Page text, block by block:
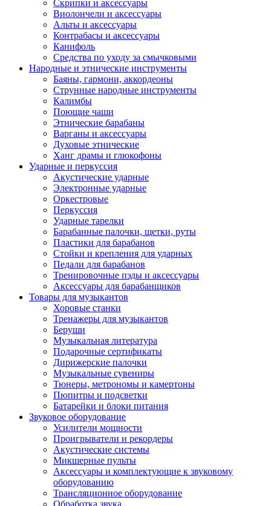
Скрипки и аксессуары
Виолончели и аксессуары
Альты и аксессуары
Контрабасы и аксессуары
Канифоль
Средства по уходу за смычковыми
Народные и этнические инструменты
Баяны, гармони, аккордеоны
Струнные народные инструменты
Калимбы
Поющие чаши
Этнические барабаны
Варганы и аксессуары
Духовые этнические
Ханг драмы и глюкофоны
Ударные и перкуссия
Акустические ударные
Электронные ударные
Оркестровые
Перкуссия
Ударные тарелки
Барабанные палочки, щетки, руты
Пластики для барабанов
Стойки и крепления для ударных
Педали для барабанов
Тренировочные пэды и аксессуары
Аксессуары для барабанщиков
Товары для музыкантов
Хоровые станки
Тренажеры для музыкантов
Беруши
Музыкальная литература
Подарочные сертификаты
Дирижерские палочки
Музыкальные сувениры
Тюнеры, метрономы и камертоны
Пюпитры и подсветки
Батарейки и блоки питания
Звуковое оборудование
Усилители мощности
Проигрыватели и рекордеры
Акустические системы
Микшерные пульты
Аксессуары и комплектующие к звуковому
оборудованию
Трансляционное оборудование
Обработка звука